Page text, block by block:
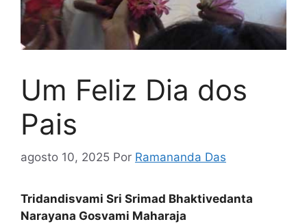
Um Feliz Dia dos
Pais
agosto 10, 2025 Por Ramananda Das
Tridandisvami Sri Srimad Bhaktivedanta
Narayana Gosvami Maharaja